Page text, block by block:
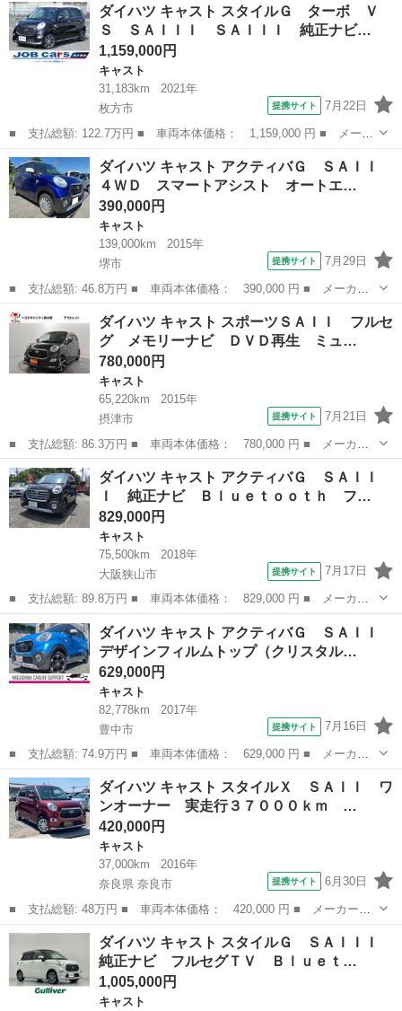
バＸ メモリーナビ バックカメラ ドライブレコーダー ＴＶ視聴
可 アイドリ...
ダイハツ キャスト スタイルＧ ターボ Ｖ
Ｓ ＳＡＩＩＩ ＳＡＩＩＩ 純正ナビ…
1,159,000円
キャスト
31,183km
2021年
枚方市
提携サイト 7月22日
■ 支払総額: 122.7万円 ■ 車両本体価格： 1,159,000 円 ■ メーカ
ー名： ダイハツ ■ 車種名： キャスト ■ グレード名： スタイ
ルＧ ターボ ＶＳ ＳＡＩＩＩ ＳＡＩＩＩ 純正ナビ フルセ
グ ＥＴＣ...
大阪 枚方市 キャスト
ダイハツ キャスト アクティバＧ ＳＡＩＩ
４ＷＤ スマートアシスト オートエ…
390,000円
キャスト
139,000km
2015年
堺市
提携サイト 7月29日
■ 支払総額: 46.8万円 ■ 車両本体価格： 390,000 円 ■ メーカー
名： ダイハツ ■ 車種名： キャスト ■ グレード名： アクティ
バＧ ＳＡＩＩ ４ＷＤ スマートアシスト オートエアコン ＬＥ
Ｄライト ナ...
大阪 キャスト
ダイハツ キャスト スポーツＳＡＩＩ フルセ
グ メモリーナビ ＤＶＤ再生 ミュ…
780,000円
キャスト
65,220km
2015年
摂津市
提携サイト 7月21日
■ 支払総額: 86.3万円 ■ 車両本体価格： 780,000 円 ■ メーカー
名： ダイハツ ■ 車種名： キャスト ■ グレード名： スポーツ
ＳＡＩＩ フルセグ メモリーナビ ＤＶＤ再生 ミュージックプレ
イヤー接続可...
大阪 摂津市 キャスト
ダイハツ キャスト アクティバＧ ＳＡＩＩ
Ｉ 純正ナビ Ｂｌｕｅｔｏｏｔｈ フ…
829,000円
キャスト
75,500km
2018年
大阪狭山市
提携サイト 7月17日
■ 支払総額: 89.8万円 ■ 車両本体価格： 829,000 円 ■ メーカー
名： ダイハツ ■ 車種名： キャスト ■ グレード名： アクティ
バＧ ＳＡＩＩＩ 純正ナビ Ｂｌｕｅｔｏｏｔｈ フルセグＴＶ
ＥＴＣ 純正...
大阪 大阪狭山市 キャスト
ダイハツ キャスト アクティバＧ ＳＡＩＩ
デザインフィルムトップ（クリスタル…
629,000円
キャスト
82,778km
2017年
豊中市
提携サイト 7月16日
■ 支払総額: 74.9万円 ■ 車両本体価格： 629,000 円 ■ メーカー
名： ダイハツ ■ 車種名： キャスト ■ グレード名： アクティ
バＧ ＳＡＩＩ デザインフィルムトップ（クリスタル調／ホワイ
ト）・ツートン...
大阪 豊中市 キャスト
ダイハツ キャスト スタイルＸ ＳＡＩＩ ワ
ンオーナー 実走行３７０００ｋｍ …
420,000円
キャスト
37,000km
2016年
奈良県 奈良市
提携サイト 6月30日
■ 支払総額: 48万円 ■ 車両本体価格： 420,000 円 ■ メーカー
名： ダイハツ ■ 車種名： キャスト ■ グレード名： スタイル
Ｘ ＳＡＩＩ ワンオーナー 実走行３７０００ｋｍ スマートキ
ー 運転支援機能 ...
奈良 奈良市 キャスト
ダイハツ キャスト スタイルＧ ＳＡＩＩＩ
純正ナビ フルセグＴＶ Ｂｌｕｅｔ…
1,005,000円
キャスト